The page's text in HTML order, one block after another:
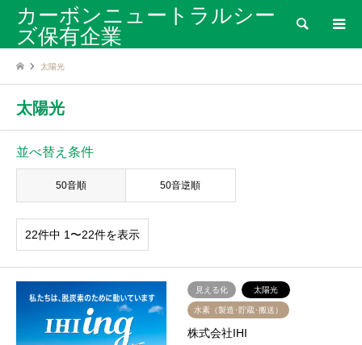
カーボンニュートラルシー
ズ保有企業
検索
太陽光
太陽光
並べ替え条件
50音順 50音逆順
22件中 1〜22件を表示
見える化 太陽光
水素（製造･貯蔵･搬送）
株式会社IHI